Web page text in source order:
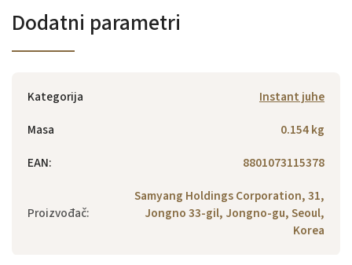
Dodatni parametri
Kategorija
Instant juhe
Masa
0.154 kg
EAN: 8801073115378
Proizvođač:
Samyang Holdings Corporation, 31,
Jongno 33-gil, Jongno-gu, Seoul,
Korea